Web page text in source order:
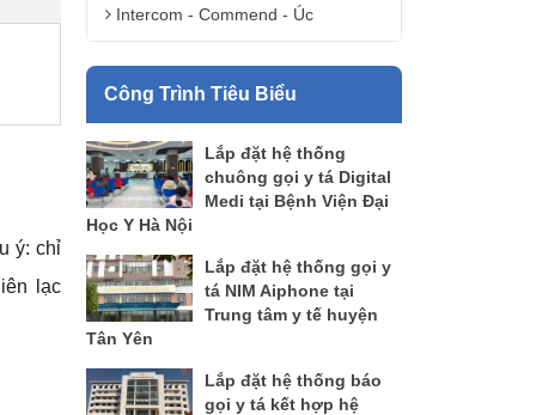
ý: chỉ
lạc
Intercom - Commend - Úc
Công Trình Tiêu Biểu
Lắp đặt hệ thống
chuông gọi y tá Digital
Medi tại Bệnh Viện Đại
Học Y Hà Nội
Lắp đặt hệ thống gọi y
tá NIM Aiphone tại
Trung tâm y tế huyện
Tân Yên
Lắp đặt hệ thống báo
gọi y tá kết hợp hệ